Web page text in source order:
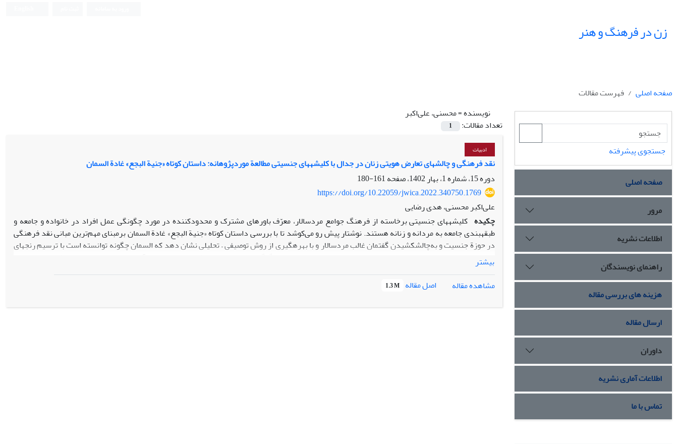
زن در فرهنگ و هنر
صفحه اصلی
فهرست مقالات
نویسنده =محسنی، علی‌اکبر
تعداد مقالات:
1
ادبیات
نقد فرهنگی و چالش‎های تعارض هویتی زنان در جدال با کلیشه‎های جنسیتی مطالعة موردپژوهانه: داستان کوتاه «جنیة البجع» غادة السمان
دوره 15، شماره 1، بهار 1402، صفحه
161-180
https://doi.org/10.22059/jwica.2022.340750.1769
علی‌اکبر محسنی، هدی رضایی
چکیده
کلیشه‎های جنسیتی برخاسته از فرهنگ جوامع مردسالار، معرّف باورهای مشترک و محدودکننده در مورد چگونگی عمل افراد در خانواده و جامعه و
طبقه‎بندی جامعه به مردانه و زنانه هستند. نوشتار پیش رو می‌کوشد تا با بررسی داستان کوتاه «جنیة البجع» غادة السمان برمبنای مهم‌ترین مبانی نقد فرهنگی
در حوزة جنسیت و به‌چالش‎کشیدن گفتمان غالب مردسالار و با بهره‎گیری از روش توصیفی – تحلیلی نشان دهد که السمان چگونه توانسته است با ترسیم رنج‎های
نشان دهد. مهم‌ترین حوزة مورد انتقاد السمان، حیطة فرهنگ عامة جوامع عربی است که نتوانسته است خود را با مبادی جریان نواندیش معاصر هماهنگ کند. با
مدرنیته، و تقلیل زن به هویت جنسی از مهم‌ترین مباحثی است که السمان در نقد فرهنگ جامعة عربی در داستان‎های خود برجسته ساخته است.
بیشتر
مشاهده مقاله
اصل مقاله 1.3 M
جستجوی پیشرفته
صفحه اصلی
مرور
اطلاعات نشریه
راهنمای نویسندگان
هزینه های بررسی مقاله
ارسال مقاله
داوران
اطلاعات آماری نشریه
تماس با ما